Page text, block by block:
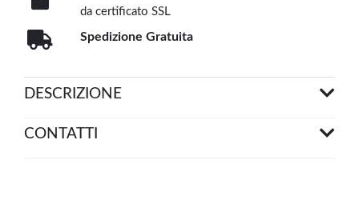
da certificato SSL
Spedizione Gratuita
DESCRIZIONE
CONTATTI